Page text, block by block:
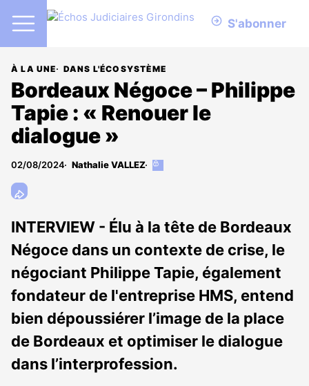
S'abonner
À LA UNE DANS L'ÉCOSYSTÈME
Bordeaux Négoce – Philippe
Tapie : « Renouer le
dialogue »
02/08/2024 Nathalie VALLEZ
Cet
abonnés
INTERVIEW - Élu à la tête de Bordeaux
Négoce dans un contexte de crise, le
négociant Philippe Tapie, également
fondateur de l'entreprise HMS, entend
bien dépoussiérer l’image de la place
de Bordeaux et optimiser le dialogue
dans l’interprofession.